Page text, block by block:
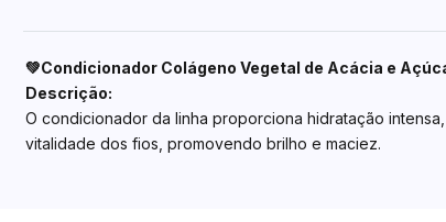
💚Condicionador Colágeno Vegetal de Acácia e
Descrição:
O condicionador da linha proporciona hidratação
vitalidade dos fios, promovendo brilho e maciez.